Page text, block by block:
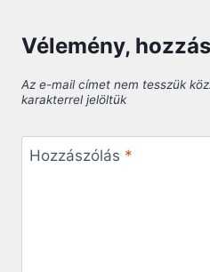
Vélemény,
Az e-mail címet nem tesszük
karakterrel jelöltük
Hozzászólás *